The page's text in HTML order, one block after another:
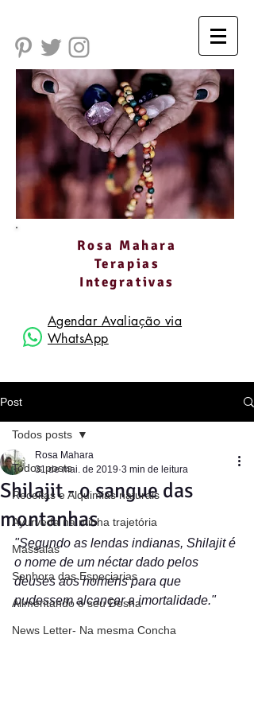
Rosa Mahara
Terapias
Integrativas
Agendar Avaliação via
WhatsApp
Post
Todos posts
Receitas e Alquimias naturais
Ayurveda na minha trajetória
Massalas
Senhora das Especiarias
Alimentando o seu Dosha
News Letter- Na mesma Concha
Todos posts
Shilajit - o sangue das
montanhas
Rosa Mahara
31 de mai. de 2019 3 min de leitura
"Segundo as lendas indianas, Shilajit é
o nome de um néctar dado pelos
deuses aos homens para que
pudessem alcançar a imortalidade."